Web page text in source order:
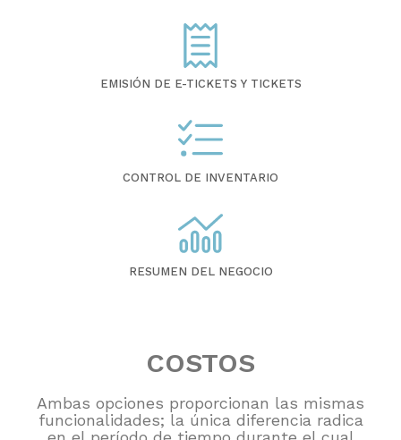
EMISIÓN DE E-TICKETS Y TICKETS
CONTROL DE INVENTARIO
RESUMEN DEL NEGOCIO
COSTOS
Ambas opciones proporcionan las mismas
funcionalidades; la única diferencia radica